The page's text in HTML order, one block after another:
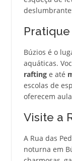
Búzios é o
aquáticas.
raftinge até
escolas de
oferecem
Visite a
A Rua das
noturna em